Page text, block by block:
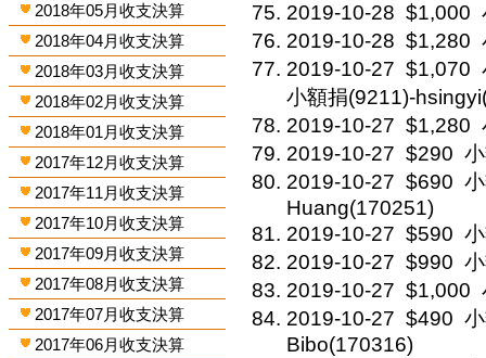
2018年05月收支決算
2018年04月收支決算
2018年03月收支決算
2018年02月收支決算
2018年01月收支決算
2017年12月收支決算
2017年11月收支決算
2017年10月收支決算
2017年09月收支決算
2017年08月收支決算
2017年07月收支決算
2017年06月收支決算
2019-10-28 $1,000
2019-10-28 $1,280
2019-10-27 $1,070
小額捐(9211)-
2019-10-27 $1,280
2019-10-27 $290
2019-10-27 $690
Huang(170251)
2019-10-27 $590
2019-10-27 $990
2019-10-27 $1,000
2019-10-27 $490
Bibo(170316)